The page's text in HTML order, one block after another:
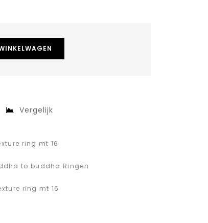
Vergelijk
ring mt 16
to buddha Ringen
ring mt 16